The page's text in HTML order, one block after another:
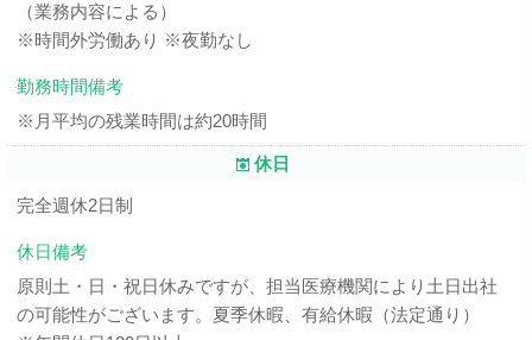
（業務内容による）
※時間外労働あり ※夜勤なし
勤務時間備考
※月平均の残業時間は約20時間
休日
完全週休2日制
休日備考
原則土・日・祝日休みですが、担当医療機関により土日出社
の可能性がございます。夏季休暇、有給休暇（法定通り）